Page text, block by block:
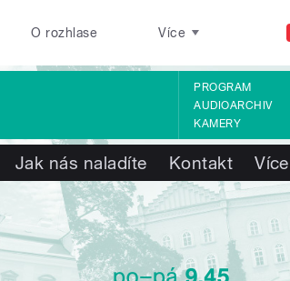
O rozhlase Více
PROGRAM
AUDIOARCHIV
KAMERY
Jak nás naladíte Kontakt Více